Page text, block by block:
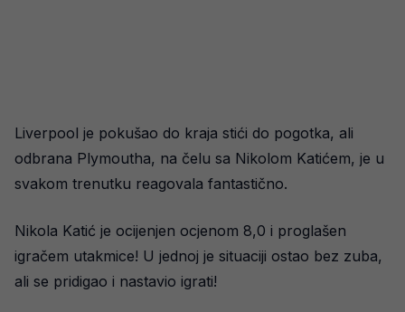
Liverpool je pokušao do kraja stići do pogotka, ali
odbrana Plymoutha, na čelu sa Nikolom Katićem, je u
svakom trenutku reagovala fantastično.
Nikola Katić je ocijenjen ocjenom 8,0 i proglašen
igračem utakmice! U jednoj je situaciji ostao bez zuba,
ali se pridigao i nastavio igrati!